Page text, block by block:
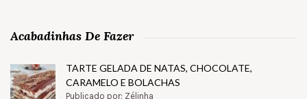
Acabadinhas De Fazer
TARTE GELADA DE NATAS, CHOCOLATE,
CARAMELO E BOLACHAS
Publicado por: Zélinha